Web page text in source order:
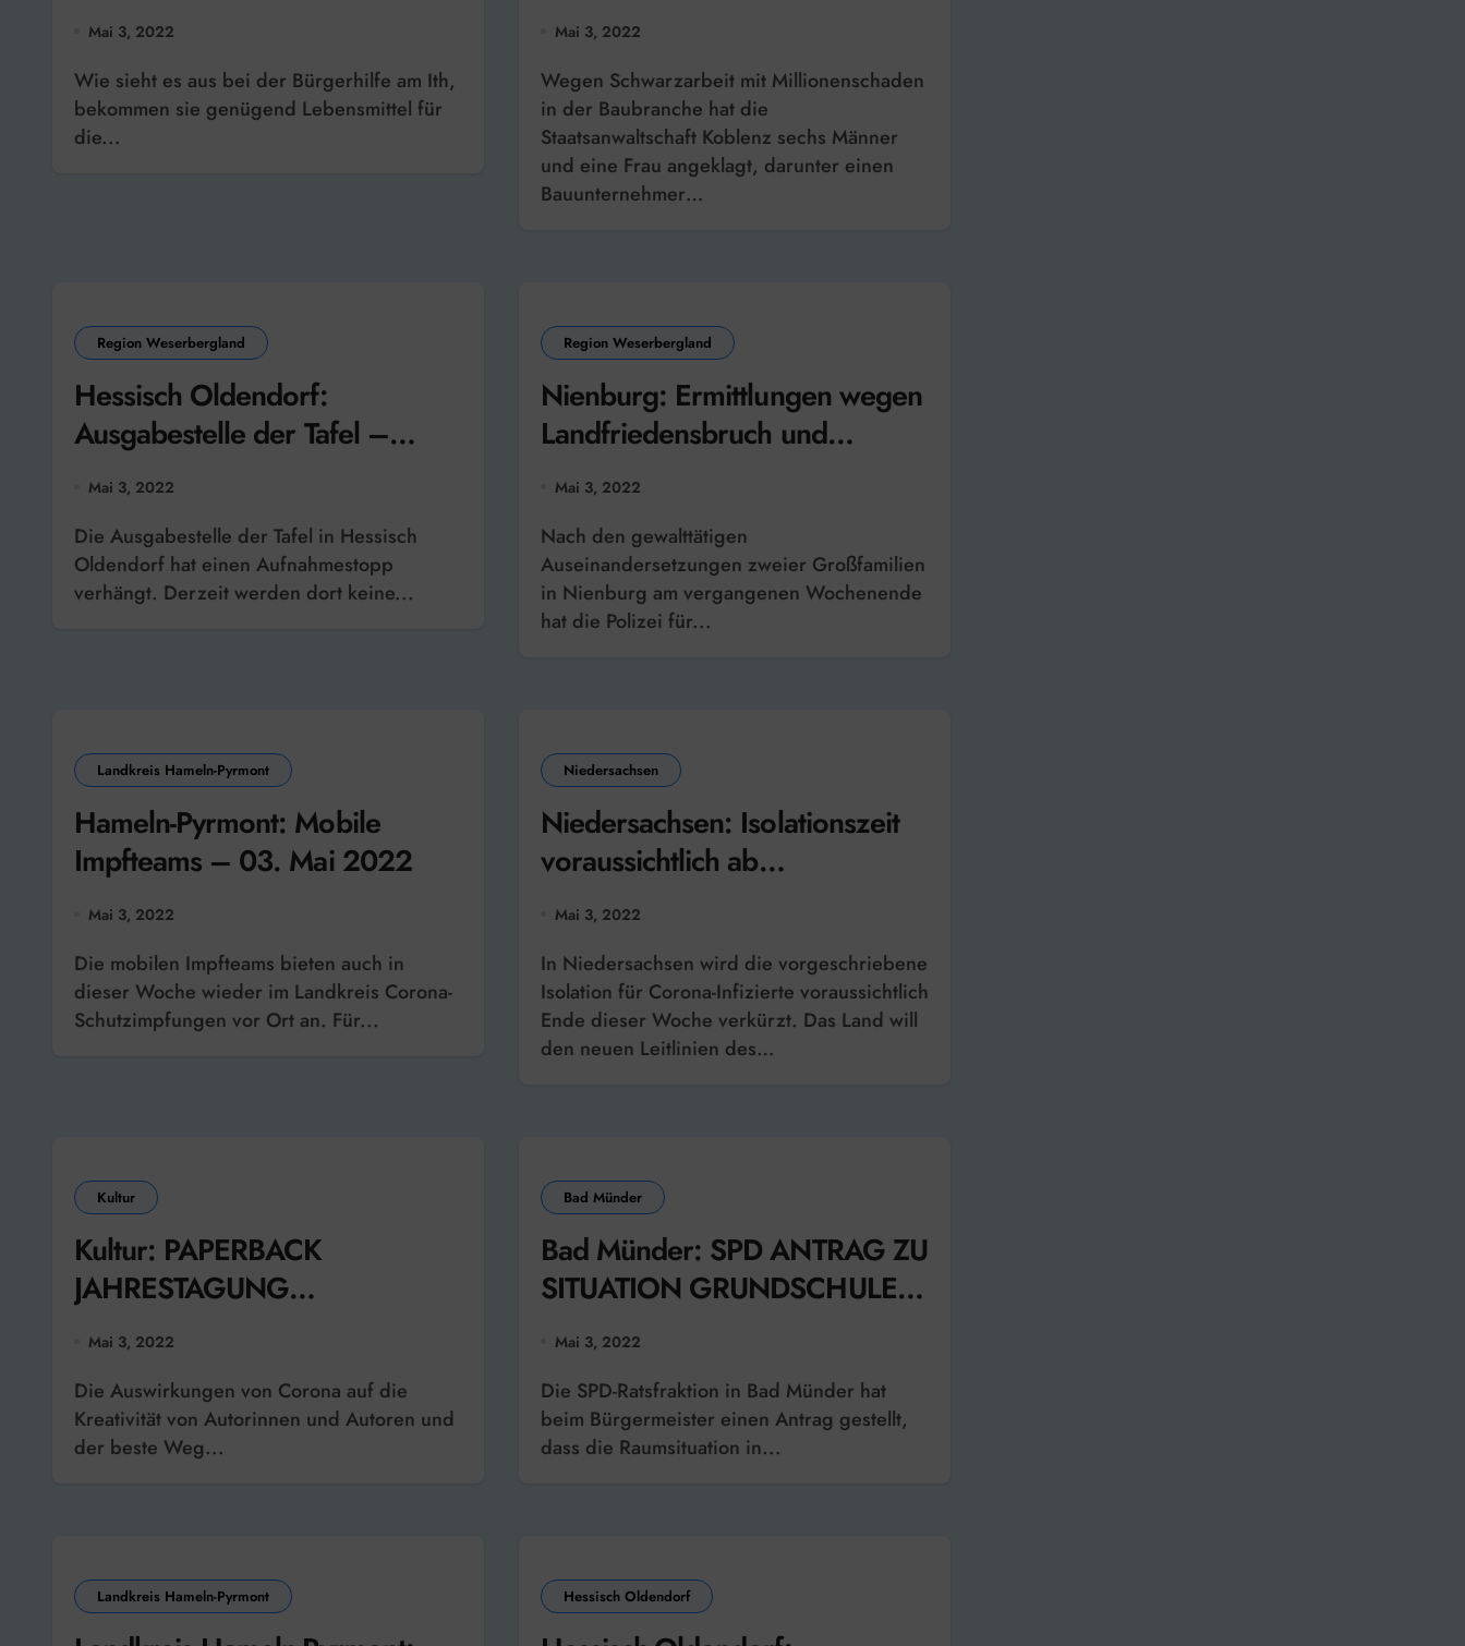
Mai 3, 2022
Wie sieht es aus bei der Bürgerhilfe am Ith,
bekommen sie genügend Lebensmittel für
die...
Mai 3, 2022
Wegen Schwarzarbeit mit Millionenschaden
in der Baubranche hat die
Staatsanwaltschaft Koblenz sechs Männer
und eine Frau angeklagt, darunter einen
Bauunternehmer…
Region Weserbergland
Hessisch Oldendorf:
Ausgabestelle der Tafel –
Aufnahmestopp
Mai 3, 2022
Die Ausgabestelle der Tafel in Hessisch
Oldendorf hat einen Aufnahmestopp
verhängt. Derzeit werden dort keine...
Region Weserbergland
Nienburg: Ermittlungen wegen
Landfriedensbruch und
Körperverletzungen
Mai 3, 2022
Nach den gewalttätigen
Auseinandersetzungen zweier Großfamilien
in Nienburg am vergangenen Wochenende
hat die Polizei für...
Landkreis Hameln-Pyrmont
Hameln-Pyrmont: Mobile
Impfteams – 03. Mai 2022
Mai 3, 2022
Die mobilen Impfteams bieten auch in
dieser Woche wieder im Landkreis Corona-
Schutzimpfungen vor Ort an. Für...
Niedersachsen
Niedersachsen: Isolationszeit
voraussichtlich ab
Wochenende verkürzt
Mai 3, 2022
In Niedersachsen wird die vorgeschriebene
Isolation für Corona-Infizierte voraussichtlich
Ende dieser Woche verkürzt. Das Land will
den neuen Leitlinien des…
Kultur
Kultur: PAPERBACK
JAHRESTAGUNG
AUTORENVERBAND
Mai 3, 2022
Die Auswirkungen von Corona auf die
Kreativität von Autorinnen und Autoren und
der beste Weg...
Bad Münder
Bad Münder: SPD ANTRAG ZU
SITUATION GRUNDSCHULE
FLEGESSEN
Mai 3, 2022
Die SPD-Ratsfraktion in Bad Münder hat
beim Bürgermeister einen Antrag gestellt,
dass die Raumsituation in...
Landkreis Hameln-Pyrmont Hessisch Oldendorf